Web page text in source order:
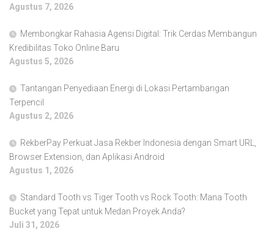
Agustus 7, 2026
Membongkar Rahasia Agensi Digital: Trik Cerdas Membangun
Kredibilitas Toko Online Baru
Agustus 5, 2026
Tantangan Penyediaan Energi di Lokasi Pertambangan
Terpencil
Agustus 2, 2026
RekberPay Perkuat Jasa Rekber Indonesia dengan Smart URL,
Browser Extension, dan Aplikasi Android
Agustus 1, 2026
Standard Tooth vs Tiger Tooth vs Rock Tooth: Mana Tooth
Bucket yang Tepat untuk Medan Proyek Anda?
Juli 31, 2026